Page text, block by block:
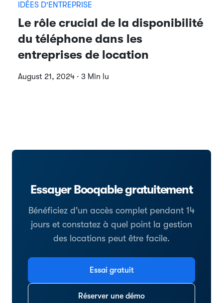
IDÉES D'ENTREPRISE
Le rôle crucial de la disponibilité
du téléphone dans les
entreprises de location
August 21, 2024 · 3 Min lu
Essayer Booqable gratuitement
Bénéficiez d'un accès complet pendant 14
jours et constatez à quel point la gestion
des locations peut être facile.
Essai gratuit
Réserver une démo